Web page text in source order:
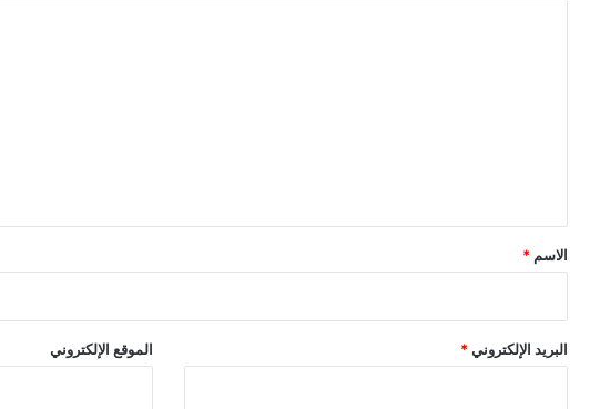
*
الاسم *
البريد الإلكتروني* الموقع الإلكتروني